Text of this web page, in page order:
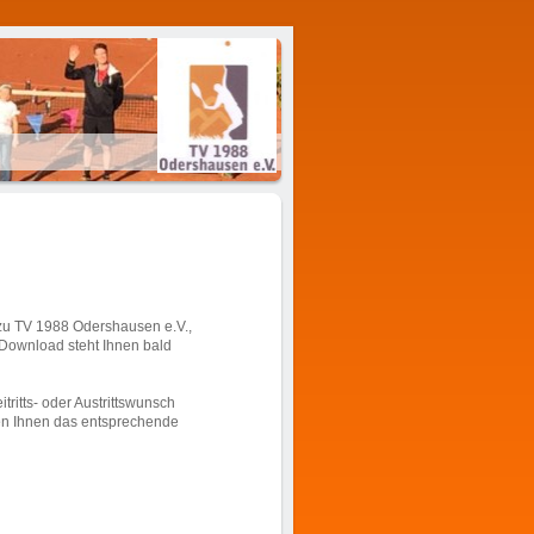
TV 1988 Odershausen e.V.,
steht Ihnen bald
oder Austrittswunsch
Ihnen das entsprechende